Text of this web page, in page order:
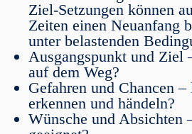
Ziel-Setzungen können
Zeiten einen Neuanfang
unter belastenden
Ausgangspunkt und Ziel
auf dem Weg?
Gefahren und Chancen
erkennen und händeln?
Wünsche und Absichten